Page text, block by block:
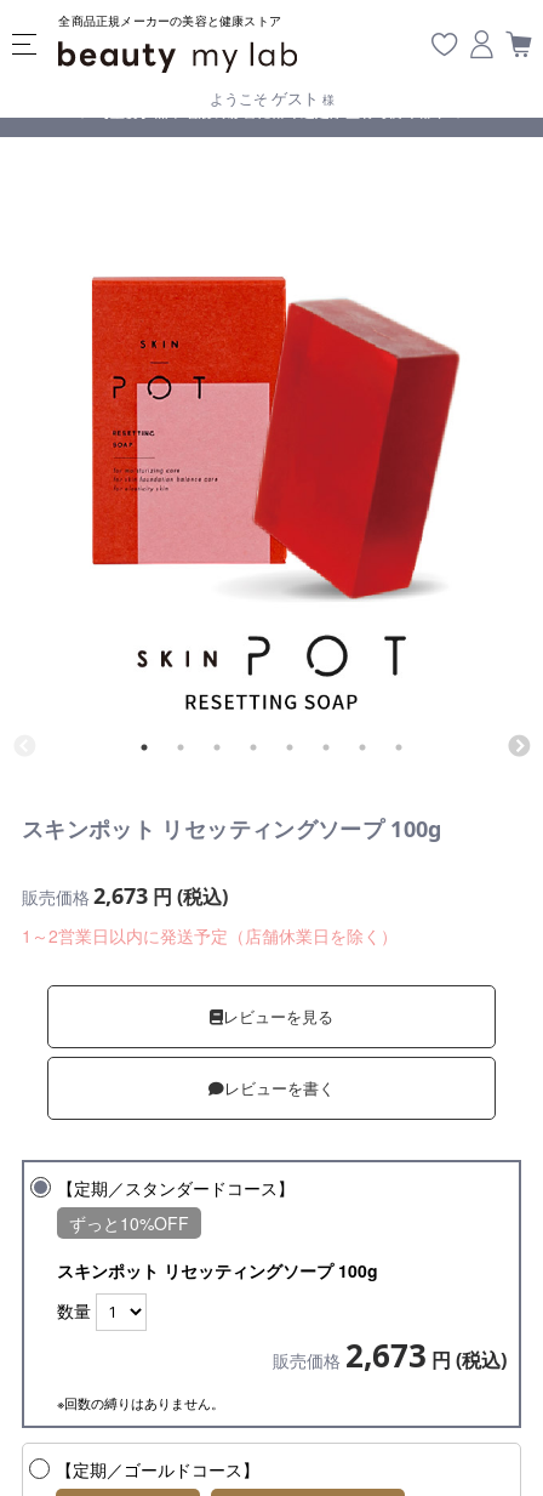
全商品正規メーカーの美容と健康ストア
ようこそ ゲスト 様
【重要】熊本地震の影響により遅延が生じております
スキンポット リセッティングソープ 100g
販売価格 2,673円 (税込)
1～2営業日以内に発送予定（店舗休業日を除く）
レビューを見る
レビューを書く
【定期／スタンダードコース】
ずっと10%OFF
スキンポット リセッティングソープ 100g
数量
販売価格 2,673 円 (税込)
※回数の縛りはありません。
【定期／ゴールドコース】